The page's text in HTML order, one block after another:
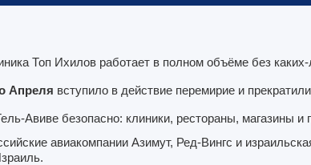
Топ Ихилов работает в полном объёме без каких-
Апреля вступило в действие перемирие и
Авиве безопасно: клиники, рестораны, магазины
авиакомпании Азимут, Ред-Вингс и